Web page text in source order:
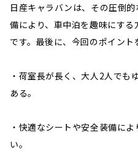
日産キャラバンは、その圧倒
備により、車中泊を趣味にす
です。最後に、今回のポイント
・荷室長が長く、大人2人でも
ある。
・快適なシートや安全装備に
い。